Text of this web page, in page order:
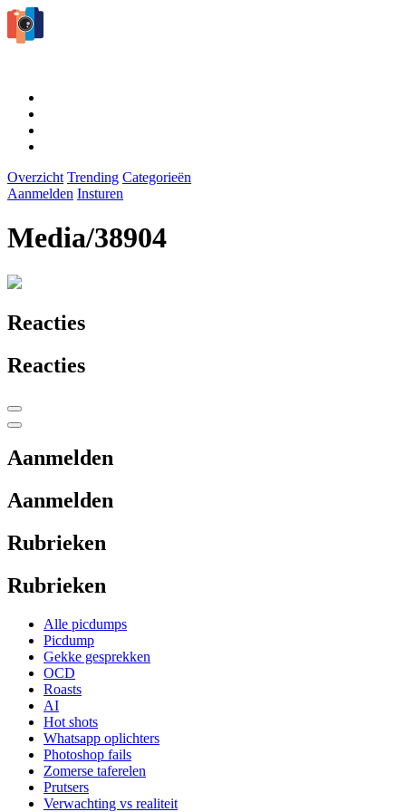
Overzicht Trending Categorieën
Aanmelden Insturen
Media/38904
Reacties
Reacties
Aanmelden
Aanmelden
Rubrieken
Rubrieken
Alle picdumps
Picdump
Gekke gesprekken
OCD
Roasts
AI
Hot shots
Whatsapp oplichters
Photoshop fails
Zomerse taferelen
Prutsers
Verwachting vs realiteit